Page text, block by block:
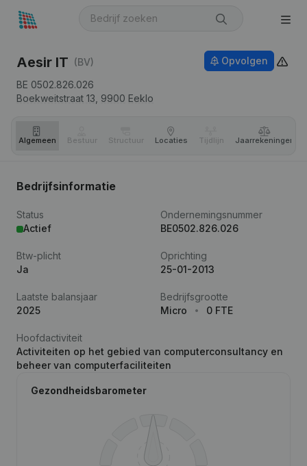
Aesir IT (BV)
BE 0502.826.026
Boekweitstraat 13, 9900 Eeklo
Opvolgen
Algemeen Bestuur Structuur Locaties Tijdlijn Jaar­rekeningen
Bedrijfsinformatie
Status
Actief
Ondernemingsnummer
BE0502.826.026
Btw-plicht
Ja
Oprichting
25-01-2013
Laatste balansjaar
2025
Bedrijfsgrootte
Micro
0 FTE
Hoofdactiviteit
Activiteiten op het gebied van computerconsultancy en
beheer van computerfaciliteiten
Gezondheidsbarometer